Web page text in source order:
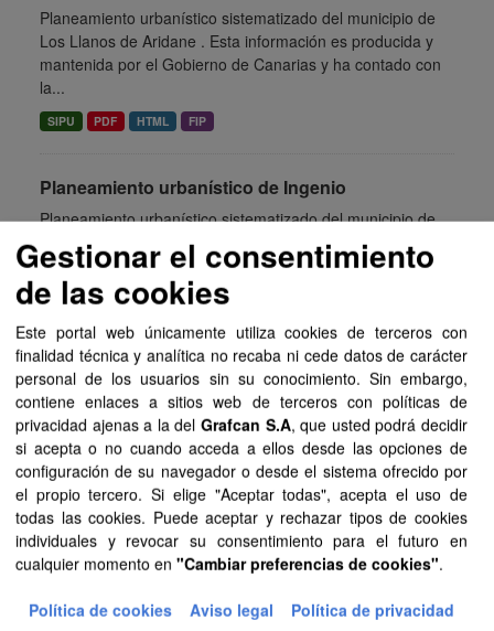
Planeamiento urbanístico sistematizado del municipio de
Los Llanos de Aridane . Esta información es producida y
mantenida por el Gobierno de Canarias y ha contado con
la...
SIPU PDF HTML FIP
Planeamiento urbanístico de Ingenio
Planeamiento urbanístico sistematizado del municipio de
Ingenio . Esta información es producida y mantenida por el
Gobierno de Canarias y ha contado con la financiación
del...
PDF HTML
Planeamiento urbanístico de El Rosario
Planeamiento urbanístico sistematizado del municipio de El
Rosario . Esta información es producida y mantenida por el
Gobierno de Canarias y ha contado con la financiación
del...
SIPU PDF HTML FIP
Planeamiento urbanístico sistematizado del municipio de
Gestionar el consentimiento
de las cookies
Este portal web únicamente utiliza cookies de terceros con
finalidad técnica y analítica no recaba ni cede datos de carácter
personal de los usuarios sin su conocimiento. Sin embargo,
contiene enlaces a sitios web de terceros con políticas de
privacidad ajenas a la del Grafcan S.A, que usted podrá decidir
si acepta o no cuando acceda a ellos desde las opciones de
configuración de su navegador o desde el sistema ofrecido por
el propio tercero. Si elige "Aceptar todas", acepta el uso de
todas las cookies. Puede aceptar y rechazar tipos de cookies
individuales y revocar su consentimiento para el futuro en
cualquier momento en "Cambiar preferencias de cookies".
Política de cookies Aviso legal Política de privacidad